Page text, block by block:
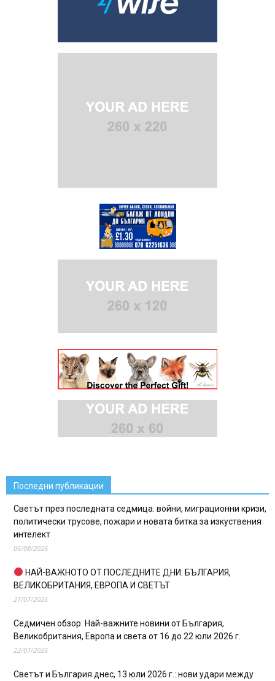
Последни публикации
Светът през последната седмица: войни, миграционни кризи,
политически трусове, пожари и новата битка за изкуствения
интелект
06/08/2026
НАЙ-ВАЖНОТО ОТ ПОСЛЕДНИТЕ ДНИ: БЪЛГАРИЯ,
ВЕЛИКОБРИТАНИЯ, ЕВРОПА И СВЕТЪТ
27/07/2026
Седмичен обзор: Най-важните новини от България,
Великобритания, Европа и света от 16 до 22 юли 2026 г.
22/07/2026
Светът и България днес, 13 юли 2026 г.: нови удари между